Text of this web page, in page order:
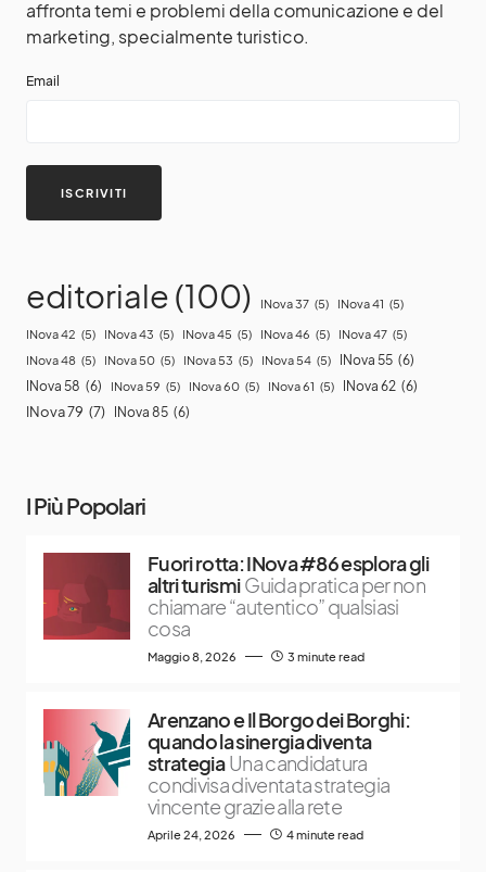
affronta temi e problemi della comunicazione e del
marketing, specialmente turistico.
Email
editoriale(100) INova 37 (5) INova 41 (5)
INova 42 (5) INova 43 (5) INova 45 (5) INova 46 (5) INova 47 (5)
INova 48 (5) INova 50 (5) INova 53 (5) INova 54 (5) INova 55 (6)
INova 58 (6) INova 59 (5) INova 60 (5) INova 61 (5) INova 62 (6)
INova 79 (7) INova 85 (6)
I Più Popolari
Fuori rotta: INova #86 esplora gli
altri turismi Guida pratica per non
chiamare “autentico” qualsiasi
cosa
Maggio 8, 2026 3 minute read
Arenzano e Il Borgo dei Borghi:
quando la sinergia diventa
strategia Una candidatura
condivisa diventata strategia
vincente grazie alla rete
Aprile 24, 2026 4 minute read